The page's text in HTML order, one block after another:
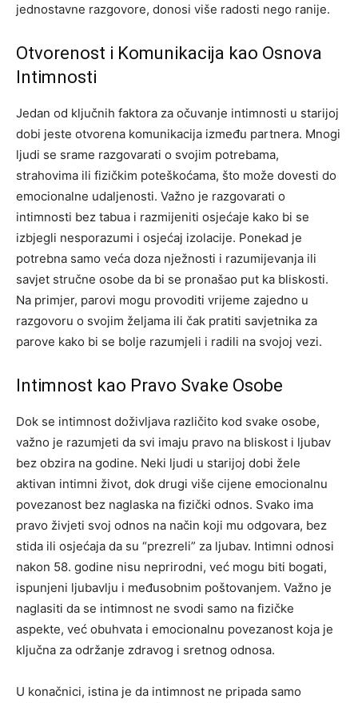
jednostavne razgovore, donosi više radosti nego ranije.
Otvorenost i Komunikacija kao Osnova
Intimnosti
Jedan od ključnih faktora za očuvanje intimnosti u starijoj
dobi jeste otvorena komunikacija između partnera. Mnogi
ljudi se srame razgovarati o svojim potrebama,
strahovima ili fizičkim poteškoćama, što može dovesti do
emocionalne udaljenosti. Važno je razgovarati o
intimnosti bez tabua i razmijeniti osjećaje kako bi se
izbjegli nesporazumi i osjećaj izolacije. Ponekad je
potrebna samo veća doza nježnosti i razumijevanja ili
savjet stručne osobe da bi se pronašao put ka bliskosti.
Na primjer, parovi mogu provoditi vrijeme zajedno u
razgovoru o svojim željama ili čak pratiti savjetnika za
parove kako bi se bolje razumjeli i radili na svojoj vezi.
Intimnost kao Pravo Svake Osobe
Dok se intimnost doživljava različito kod svake osobe,
važno je razumjeti da svi imaju pravo na bliskost i ljubav
bez obzira na godine. Neki ljudi u starijoj dobi žele
aktivan intimni život, dok drugi više cijene emocionalnu
povezanost bez naglaska na fizički odnos. Svako ima
pravo živjeti svoj odnos na način koji mu odgovara, bez
stida ili osjećaja da su “prezreli” za ljubav. Intimni odnosi
nakon 58. godine nisu neprirodni, već mogu biti bogati,
ispunjeni ljubavlju i međusobnim poštovanjem. Važno je
naglasiti da se intimnost ne svodi samo na fizičke
aspekte, već obuhvata i emocionalnu povezanost koja je
ključna za održanje zdravog i sretnog odnosa.
U konačnici, istina je da intimnost ne pripada samo